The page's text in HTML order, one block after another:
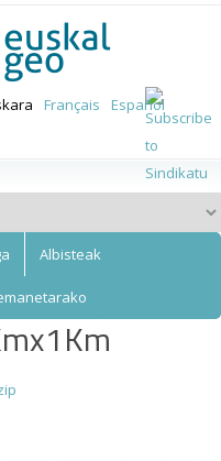
Français Español
Albisteak